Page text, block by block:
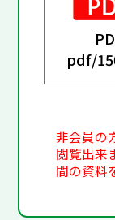
pdf/
非会員の
閲覧出来
間の資料